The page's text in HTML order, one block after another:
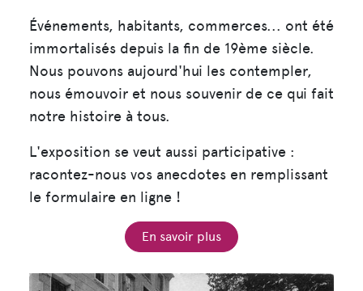
Événements, habitants, commerces... ont été
immortalisés depuis la fin de 19ème siècle.
Nous pouvons aujourd'hui les contempler,
nous émouvoir et nous souvenir de ce qui fait
notre histoire à tous.
L'exposition se veut aussi participative :
racontez-nous vos anecdotes en remplissant
le formulaire en ligne !
En savoir plus